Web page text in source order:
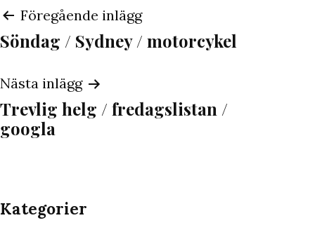
Inläggsnavigering
Föregående inlägg
Söndag / Sydney / motorcykel
Nästa inlägg
Trevlig helg / fredagslistan /
googla
Kategorier